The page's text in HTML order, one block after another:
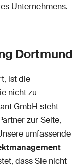
Unternehmens.
Dortmund
ist die
nicht zu
GmbH steht
zur Seite,
umfassende
dass Sie nicht